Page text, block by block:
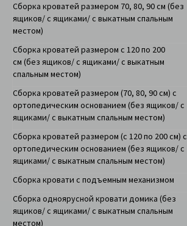
Сборка кроватей размером 70, 80, 90 см (без
ящиков/ с ящиками/ с выкатным спальным
местом)
Сборка кроватей размером с 120 по 200
см (без ящиков/ с ящиками/ с выкатным
спальным местом)
Сборка кроватей размером (70, 80, 90 см) с
ортопедическим основанием (без ящиков/ с
ящиками/ с выкатным спальным местом)
Сборка кроватей размером (с 120 по 200 см) с
ортопедическим основанием (без ящиков/ с
ящиками/ с выкатным спальным местом)
Сборка кровати с подъемным механизмом
Сборка одноярусной кровати домика (без
ящиков/ с ящиками/ с выкатным спальным
местом)